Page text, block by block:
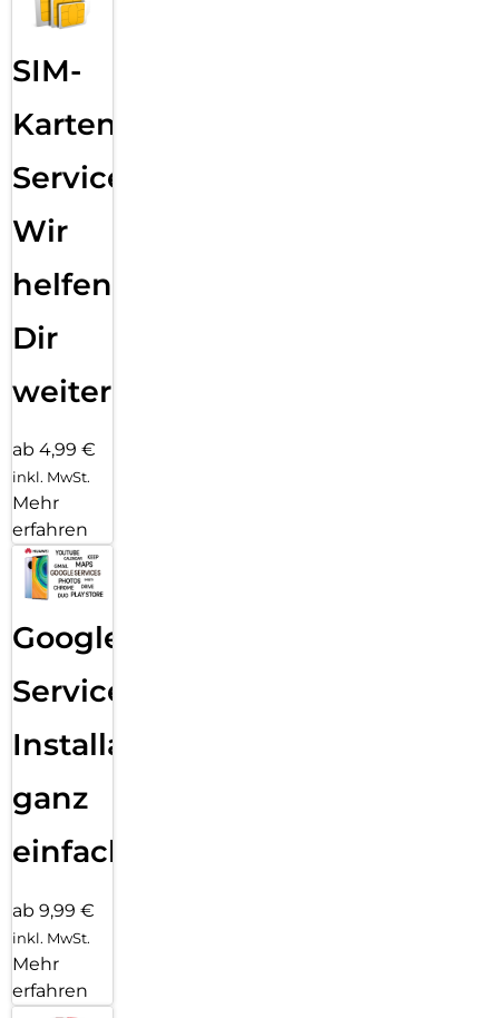
SIM-
Karten
Service:
Wir
helfen
Dir
weiter
ab 4,99 €
inkl. MwSt.
Mehr
erfahren
Google
Services
Installation
ganz
einfach
ab 9,99 €
inkl. MwSt.
Mehr
erfahren